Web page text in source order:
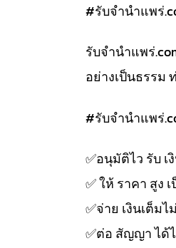
#รับจํานําแพร่
รับจํานําแพร่
อย่างเป็นธรรม
#รับจํานําแพร่
✅️อนุมัติไว รับ เ
✅️ ให้ ราคา สูง
✅️จ่าย เงินเต็ม
✅️ต่อ สัญญา ได้